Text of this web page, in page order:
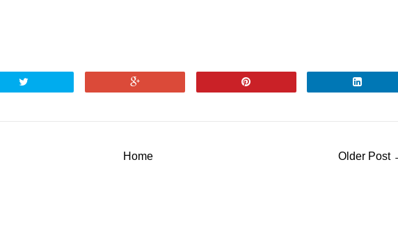
Older Post
Home